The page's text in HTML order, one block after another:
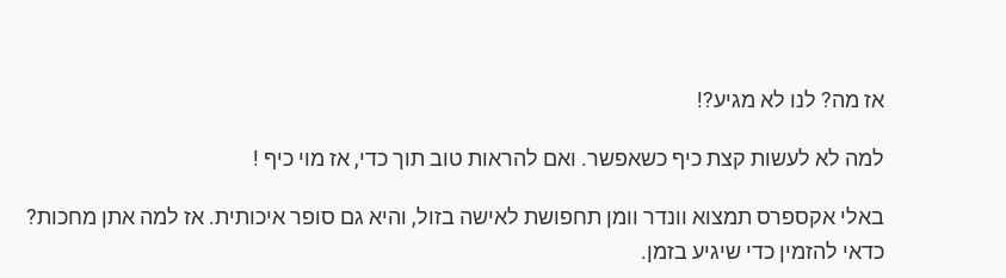
אז מה? לנו לא מגיע?!
למה לא לעשות קצת כיף כשאפשר. ואם להראות טוב תוך כדי, אז מוי כיף !
באלי אקספרס תמצוא וונדר וומן תחפושת לאישה בזול, והיא גם סופר איכותית. אז למה אתן מחכות?
כדאי להזמין כדי שיגיע בזמן.